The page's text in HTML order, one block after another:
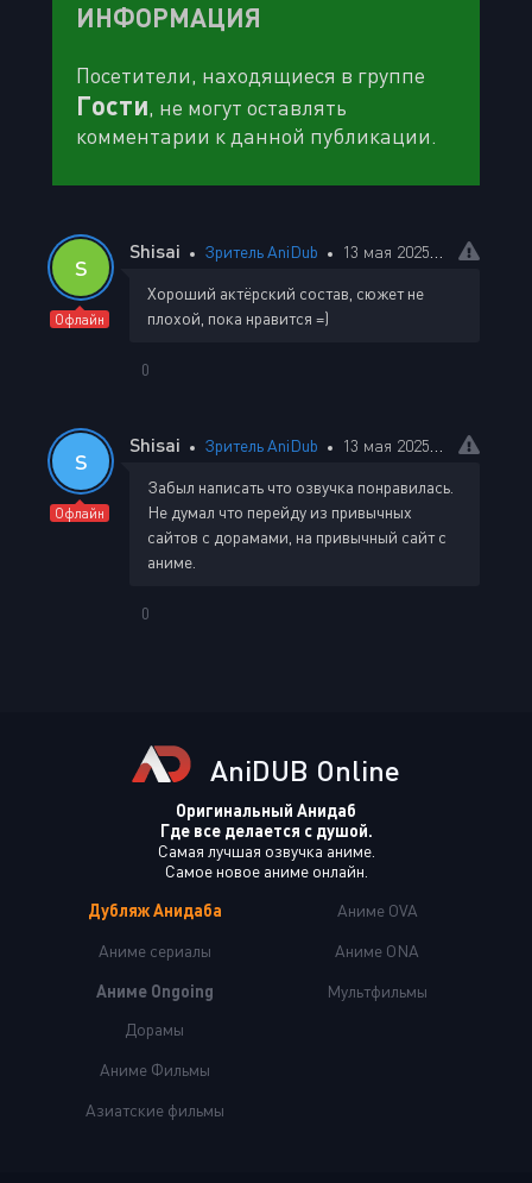
ИНФОРМАЦИЯ
Посетители, находящиеся в группе
Гости, не могут оставлять
комментарии к данной публикации.
S
Офлайн
Shisai Зритель AniDub 13 мая 2025 02:43
Хороший актёрский состав, сюжет не
плохой, пока нравится =)
0
S
Офлайн
Shisai Зритель AniDub 13 мая 2025 02:54
Забыл написать что озвучка понравилась.
Не думал что перейду из привычных
сайтов с дорамами, на привычный сайт с
аниме.
0
AniDUB Online
Оригинальный Анидаб
Где все делается с душой.
Самая лучшая озвучка аниме.
Самое новое аниме онлайн.
Дубляж Анидаба
Аниме сериалы
Аниме Ongoing
Аниме OVA
Аниме ONA
Мультфильмы
Дорамы
Аниме Фильмы
Азиатские фильмы